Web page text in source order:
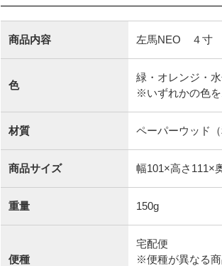
商品内容 左馬NEO ４寸
色
緑・オレンジ・
※いずれかの色を
材質 ペーパーウッド
商品サイズ 幅101×高さ111×
重量 150g
便種
宅配便
※便種が異なる商